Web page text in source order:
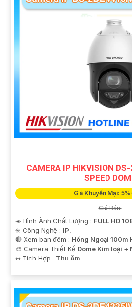
CAMERA IP HIKVISION
SPEED
Giá Khuyến Mại:
Giá Bán:
☀️ Hình Ành Chất Lượng : FULL HD
✳️ Công Nghệ : IP.
🔴 Xem ban đêm : Hồng Ngoại 100m
🎨 Camera Thiết Kế Dome Kim loại +
️↭ Tích Hợp : Thu Âm.